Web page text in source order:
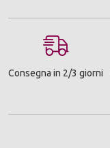
Consegna in 2/3 giorni